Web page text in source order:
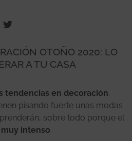
OTOÑO 2020: LO
A TU CASA
tendencias en decoración.
pisando fuerte unas modas
sobre todo porque el
intenso.